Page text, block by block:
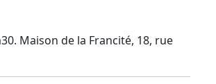
Maison de la Francité, 18, rue